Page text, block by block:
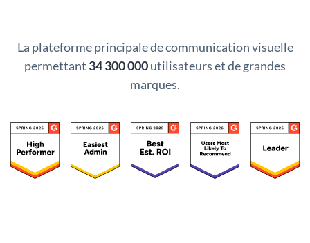
La plateforme principale de communication visuelle
permettant 34 300 000utilisateurs et de grandes
marques.